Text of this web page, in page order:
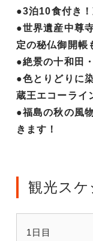
●3泊10食付き
●世界遺産中尊
定の秘仏御開帳
●絶景の十和田
●色とりどりに
蔵王エコーライ
●福島の秋の風
きます！
観光ス
1日目